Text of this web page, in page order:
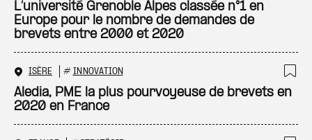
L’université Grenoble Alpes classée n°1 en
Europe pour le nombre de demandes de
brevets entre 2000 et 2020
ISÈRE # INNOVATION
Aledia, PME la plus pourvoyeuse de brevets en
2020 en France